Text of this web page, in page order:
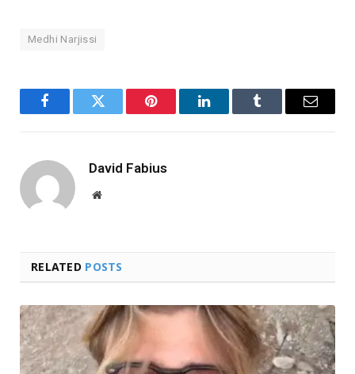
Medhi Narjissi
FacebookTwitter Pinterest LinkedInTumblr Email
David Fabius
Website
RELATED POSTS